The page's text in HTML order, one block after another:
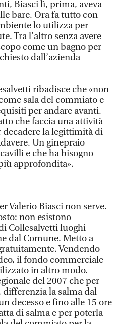
Biasci lì, prima, aveva
bare. Ora fa tutto con
lo utilizza per
Tra l’altro senza avere
come un bagno per
dall’azienda
ribadisce che «non
sala del commiato e
per andare avanti.
che faccia una attività
la legittimità di
Un ginepraio
e che ha bisogno
approfondita».
Valerio Biasci non serve.
non esistono
Collesalvetti luoghi
dal Comune. Metto a
Vendendo
il fondo commerciale
in altro modo.
del 2007 che per
la salma dal
decesso e fino alle 15 ore
di salma e per poterla